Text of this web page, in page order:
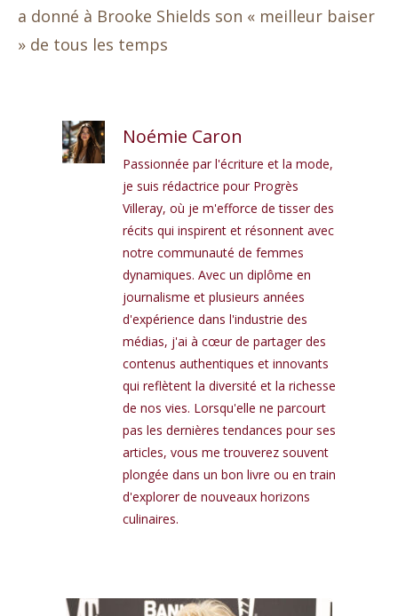
a donné à Brooke Shields son « meilleur baiser
» de tous les temps
Noémie Caron
Passionnée par l'écriture et la mode,
je suis rédactrice pour Progrès
Villeray, où je m'efforce de tisser des
récits qui inspirent et résonnent avec
notre communauté de femmes
dynamiques. Avec un diplôme en
journalisme et plusieurs années
d'expérience dans l'industrie des
médias, j'ai à cœur de partager des
contenus authentiques et innovants
qui reflètent la diversité et la richesse
de nos vies. Lorsqu'elle ne parcourt
pas les dernières tendances pour ses
articles, vous me trouverez souvent
plongée dans un bon livre ou en train
d'explorer de nouveaux horizons
culinaires.